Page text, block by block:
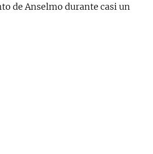
de Anselmo durante casi un